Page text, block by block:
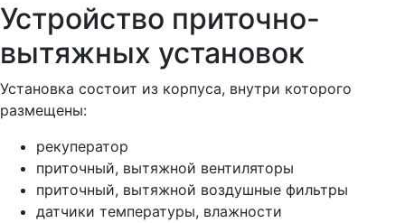
Устройство приточно-
вытяжных установок
Установка состоит из корпуса, внутри которого
размещены:
рекуператор
приточный, вытяжной вентиляторы
приточный, вытяжной воздушные фильтры
датчики температуры, влажности